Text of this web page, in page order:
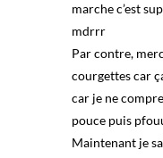
marche c’est
mdrrr
Par contre,
courgettes car
car je ne
pouce puis
Maintenant je